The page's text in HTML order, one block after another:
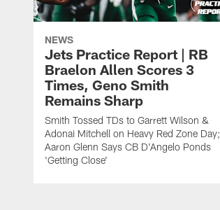
NEWS
Jets Practice Report | RB
Braelon Allen Scores 3
Times, Geno Smith
Remains Sharp
Smith Tossed TDs to Garrett Wilson &
Adonai Mitchell on Heavy Red Zone Day;
Aaron Glenn Says CB D'Angelo Ponds
'Getting Close'